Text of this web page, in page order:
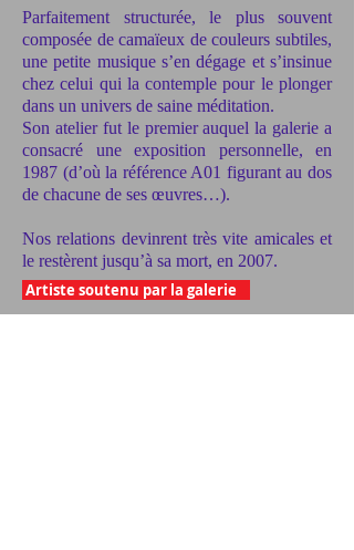
Parfaitement structurée, le plus souvent
composée de camaïeux de couleurs subtiles,
une petite musique s’en dégage et s’insinue
chez celui qui la contemple pour le plonger
dans un univers de saine méditation.
Son atelier fut le premier auquel la galerie a
consacré une exposition personnelle, en
1987 (d’où la référence A01 figurant au dos
de chacune de ses œuvres…).
Nos relations devinrent très vite amicales et
le restèrent jusqu’à sa mort, en 2007.
Artiste soutenu par la galerie